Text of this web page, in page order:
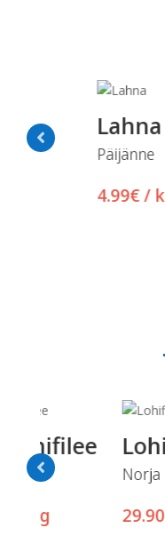
Lahna
Päijänne
4.99€ / kg
Lohifilee
Norja
29.90€ / kg